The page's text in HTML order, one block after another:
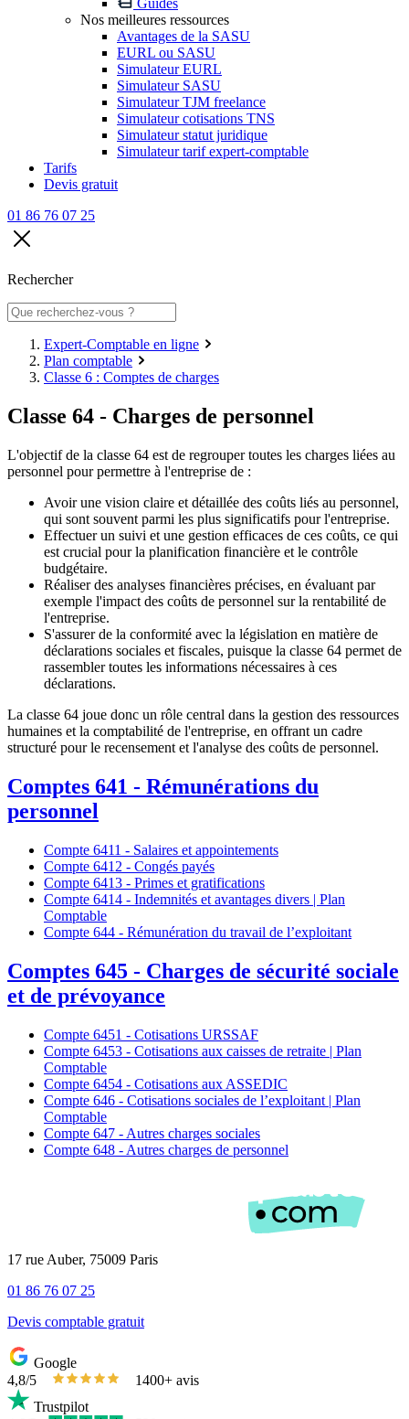
Guides
Nos meilleures ressources
Avantages de la SASU
EURL ou SASU
Simulateur EURL
Simulateur SASU
Simulateur TJM freelance
Simulateur cotisations TNS
Simulateur statut juridique
Simulateur tarif expert-comptable
Tarifs
Devis gratuit
01 86 76 07 25
Rechercher
Expert-Comptable en ligne
Plan comptable
Classe 6 : Comptes de charges
Classe 64 - Charges de personnel
L'objectif de la classe 64 est de regrouper toutes les charges liées au
personnel pour permettre à l'entreprise de :
Avoir une vision claire et détaillée des coûts liés au personnel,
qui sont souvent parmi les plus significatifs pour l'entreprise.
Effectuer un suivi et une gestion efficaces de ces coûts, ce qui
est crucial pour la planification financière et le contrôle
budgétaire.
Réaliser des analyses financières précises, en évaluant par
exemple l'impact des coûts de personnel sur la rentabilité de
l'entreprise.
S'assurer de la conformité avec la législation en matière de
déclarations sociales et fiscales, puisque la classe 64 permet de
rassembler toutes les informations nécessaires à ces
déclarations.
La classe 64 joue donc un rôle central dans la gestion des ressources
humaines et la comptabilité de l'entreprise, en offrant un cadre
structuré pour le recensement et l'analyse des coûts de personnel.
Comptes 641 - Rémunérations du
personnel
Compte 6411 - Salaires et appointements
Compte 6412 - Congés payés
Compte 6413 - Primes et gratifications
Compte 6414 - Indemnités et avantages divers | Plan
Comptable
Compte 644 - Rémunération du travail de l’exploitant
Comptes 645 - Charges de sécurité sociale
et de prévoyance
Compte 6451 - Cotisations URSSAF
Compte 6453 - Cotisations aux caisses de retraite | Plan
Comptable
Compte 6454 - Cotisations aux ASSEDIC
Compte 646 - Cotisations sociales de l’exploitant | Plan
Comptable
Compte 647 - Autres charges sociales
Compte 648 - Autres charges de personnel
17 rue Auber, 75009 Paris
01 86 76 07 25
Devis comptable gratuit
Google
4,8/5
1400+ avis
Trustpilot